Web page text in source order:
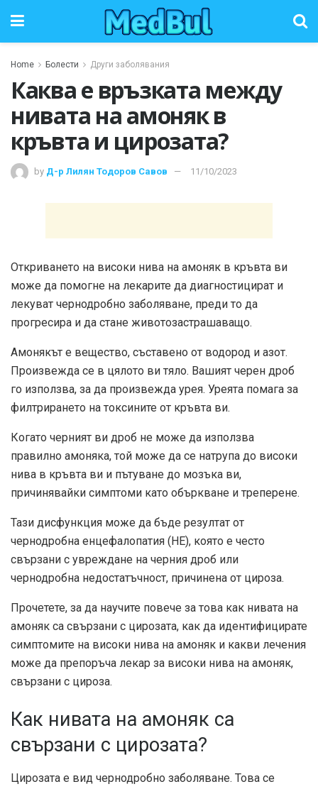
Home Болести Други заболявания
Каква е връзката между
нивата на амоняк в
кръвта и цирозата?
by Д-р Лилян Тодоров Савов 11/10/2023
Откриването на високи нива на амоняк в кръвта ви
може да помогне на лекарите да диагностицират и
лекуват чернодробно заболяване, преди то да
прогресира и да стане животозастрашаващо.
Амонякът е вещество, съставено от водород и азот.
Произвежда се в цялото ви тяло. Вашият черен дроб
го използва, за да произвежда урея. Уреята помага за
филтрирането на токсините от кръвта ви.
Когато черният ви дроб не може да използва
правилно амоняка, той може да се натрупа до високи
нива в кръвта ви и пътуване до мозъка ви,
причинявайки симптоми като объркване и треперене.
Тази дисфункция може да бъде резултат от
чернодробна енцефалопатия (HE), която е често
свързани с увреждане на черния дроб или
чернодробна недостатъчност, причинена от цироза.
Прочетете, за да научите повече за това как нивата на
амоняк са свързани с цирозата, как да идентифицирате
симптомите на високи нива на амоняк и какви лечения
може да препоръча лекар за високи нива на амоняк,
свързани с цироза.
Как нивата на амоняк са
свързани с цирозата?
Цирозата е вид чернодробно заболяване. Това се